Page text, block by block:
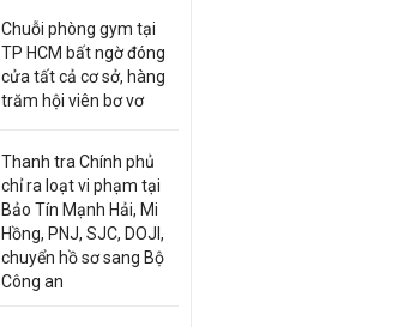
Chuỗi phòng gym tại
TP HCM bất ngờ đóng
cửa tất cả cơ sở, hàng
trăm hội viên bơ vơ
Thanh tra Chính phủ
chỉ ra loạt vi phạm tại
Bảo Tín Mạnh Hải, Mi
Hồng, PNJ, SJC, DOJI,
chuyển hồ sơ sang Bộ
Công an